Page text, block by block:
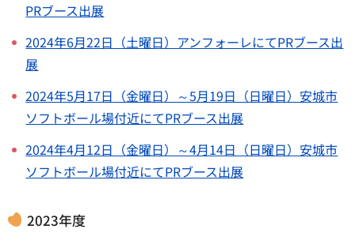
PRブース出展
2024年6月22日（土曜日）アンフォーレにてPRブース出
展
2024年5月17日（金曜日）～5月19日（日曜日）安城市
ソフトボール場付近にてPRブース出展
2024年4月12日（金曜日）～4月14日（日曜日）安城市
ソフトボール場付近にてPRブース出展
2023年度